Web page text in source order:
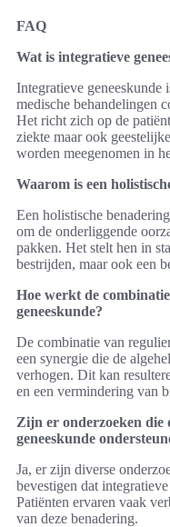
FAQ
Wat is integratieve
Integratieve geneeskunde
medische behandelingen
Het richt zich op de
ziekte maar ook
worden meegenomen in
Waarom is een
Een holistische
om de onderliggende
pakken. Het stelt hen in
bestrijden, maar ook een
Hoe werkt de
geneeskunde?
De combinatie van
een synergie die de
verhogen. Dit kan
en een vermindering van
Zijn er onderzoeken die
geneeskunde
Ja, er zijn diverse
bevestigen dat
Patiënten ervaren vaak
van deze benadering.